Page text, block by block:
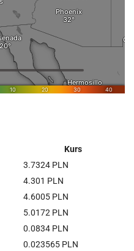
Kurs
3.7324 PLN
4.301 PLN
4.6005 PLN
5.0172 PLN
0.0834 PLN
0.023565 PLN